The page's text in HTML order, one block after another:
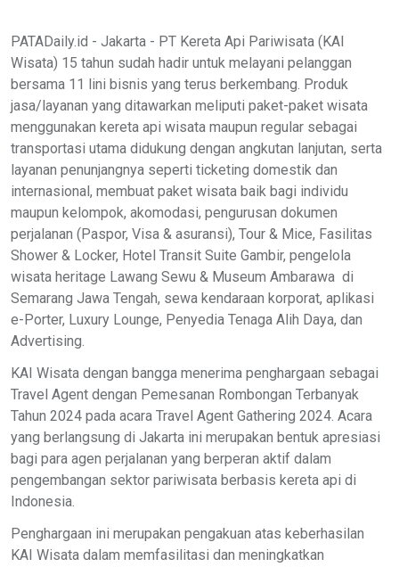
PATADaily.id - Jakarta - PT Kereta Api Pariwisata (KAI
Wisata) 15 tahun sudah hadir untuk melayani pelanggan
bersama 11 lini bisnis yang terus berkembang. Produk
jasa/layanan yang ditawarkan meliputi paket-paket wisata
menggunakan kereta api wisata maupun regular sebagai
transportasi utama didukung dengan angkutan lanjutan, serta
layanan penunjangnya seperti ticketing domestik dan
internasional, membuat paket wisata baik bagi individu
maupun kelompok, akomodasi, pengurusan dokumen
perjalanan (Paspor, Visa & asuransi), Tour & Mice, Fasilitas
Shower & Locker, Hotel Transit Suite Gambir, pengelola
wisata heritage Lawang Sewu & Museum Ambarawa di
Semarang Jawa Tengah, sewa kendaraan korporat, aplikasi
e-Porter, Luxury Lounge, Penyedia Tenaga Alih Daya, dan
Advertising.
KAI Wisata dengan bangga menerima penghargaan sebagai
Travel Agent dengan Pemesanan Rombongan Terbanyak
Tahun 2024 pada acara Travel Agent Gathering 2024. Acara
yang berlangsung di Jakarta ini merupakan bentuk apresiasi
bagi para agen perjalanan yang berperan aktif dalam
pengembangan sektor pariwisata berbasis kereta api di
Indonesia.
Penghargaan ini merupakan pengakuan atas keberhasilan
KAI Wisata dalam memfasilitasi dan meningkatkan